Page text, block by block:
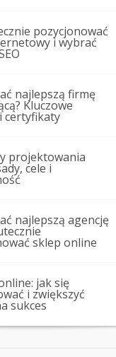
pozycjonować
i wybrać
najlepszą firmę
Kluczowe
certyfikaty
projektowania
cele i
najlepszą agencję
sklep online
jak się
i zwiększyć
sukces